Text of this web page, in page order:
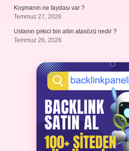
Koşmanın ne faydası var ?
Temmuz 27, 2026
Ustanın çekici bin altın atasözü nedir ?
Temmuz 26, 2026